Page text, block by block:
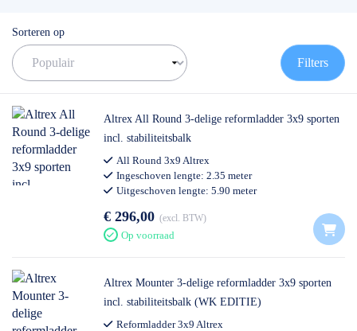
✅ Contact:
Sorteren op
Filters
Altrex All Round 3-delige reformladder 3x9 sporten
incl. stabiliteitsbalk
All Round 3x9 Altrex
Ingeschoven lengte: 2.35 meter
Uitgeschoven lengte: 5.90 meter
€ 296,00 excl. BTW
Op voorraad
Altrex Mounter 3-delige reformladder 3x9 sporten
incl. stabiliteitsbalk (WK EDITIE)
Reformladder 3x9 Altrex